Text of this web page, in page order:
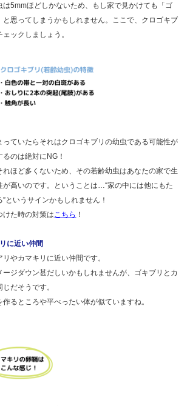
は5mmほどしかないため、もし家で見かけても「ゴ
と思ってしまうかもしれません。ここで、クロゴキブ
ックしましょう。
っていたらそれはクロゴキブリの幼虫である可能性が
のは絶対にNG！
ほど多くないため、その若齢幼虫はあなたの家で生
が高いのです。ということは…“家の中には他にもた
というサインかもしれません！
けた時の対策はこちら ！
に近い仲間
やカマキリに近い仲間です。
ジダウン甚だしいかもしれませんが、ゴキブリとカ
だそうです。
るところや平べったい体が似ていますね。